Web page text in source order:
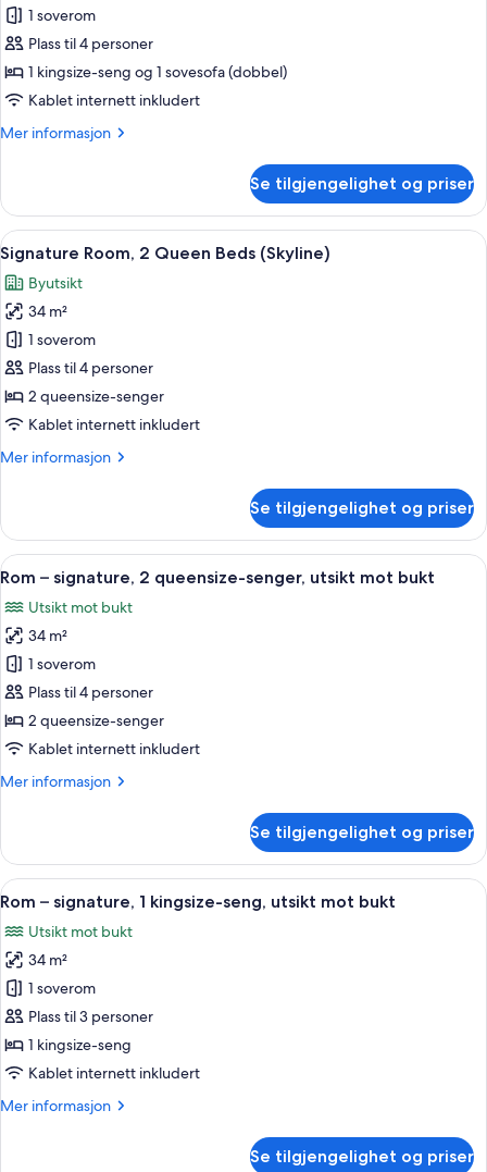
Fairmont,
Rom,
1
kingsize-
med
1 soverom
Plass til 4 personer
1 kingsize-seng og 1 sovesofa (dobbel)
Kablet internett inkludert
Mer informasjon
Mer
Rom,
kingsize-
seng
med
sovesofa
Se tilgjengelighet og priser
Åpne
alle
bildene
av
Signature
Room,
2
Queen
(Skyline)
Italienske Frette-laken, sengetøy av
4
Signature Room, 2 Queen Beds (Skyline)
Byutsikt
34 m²
1 soverom
Plass til 4 personer
2 queensize-senger
Kablet internett inkludert
Mer informasjon
Mer
Room,
Queen
(Skyline)
Se tilgjengelighet og priser
Åpne
alle
bildene
av
Rom
–
signature,
2
senger,
bukt
Italienske Frette-laken, sengetøy av
5
Rom – signature, 2 queensize-senger, utsikt mot bukt
Utsikt mot bukt
34 m²
1 soverom
Plass til 4 personer
2 queensize-senger
Kablet internett inkludert
Mer informasjon
Mer
–
signature,
2
queensize-
senger,
utsikt
mot
bukt
Se tilgjengelighet og priser
Åpne
alle
bildene
av
Rom
–
signature,
1
seng,
Italienske Frette-laken, sengetøy av
5
Rom – signature, 1 kingsize-seng, utsikt mot bukt
Utsikt mot bukt
34 m²
1 soverom
Plass til 3 personer
1 kingsize-seng
Kablet internett inkludert
Mer informasjon
Mer
Se tilgjengelighet og priser